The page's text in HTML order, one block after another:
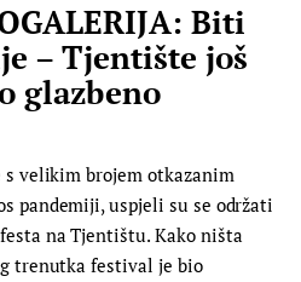
Biti
– Tjentište još
glazbeno
s velikim brojem otkazanim
pandemiji, uspjeli su se održati
na Tjentištu. Kako ništa
trenutka festival je bio